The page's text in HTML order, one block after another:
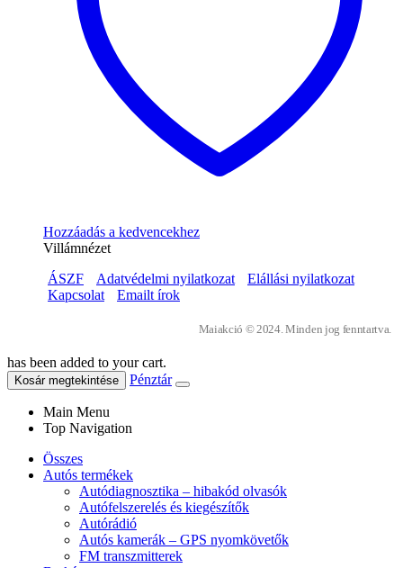
Hozzáadás a kedvencekhez
Villámnézet
ÁSZF
Adatvédelmi nyilatkozat
Elállási nyilatkozat
Kapcsolat
Emailt írok
Maiakció © 2024. Minden jog fenntartva.
has been added to your cart.
Kosár megtekintése Pénztár
Main Menu
Top Navigation
Összes
Autós termékek
Autódiagnosztika – hibakód olvasók
Autófelszerelés és kiegészítők
Autórádió
Autós kamerák – GPS nyomkövetők
FM transzmitterek